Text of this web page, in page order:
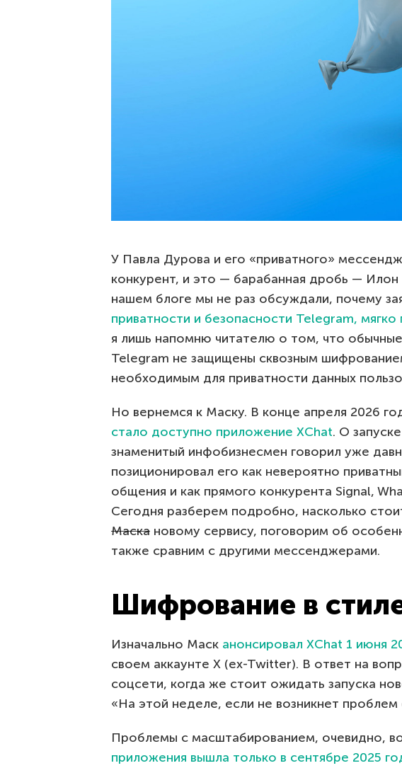
У Павла Дурова и его «приватного»
конкурент, и это — барабанная дробь — Илон
нашем блоге мы не раз обсуждали, почему
приватности и безопасности Telegram, мягко
я лишь напомню читателю о том, что
Telegram не защищены сквозным
необходимым для приватности данных
Но вернемся к Маску. В конце апреля 2026
стало доступно приложение XChat. О
знаменитый инфобизнесмен говорил уже
позиционировал его как невероятно
общения и как прямого конкурента Signal,
Сегодня разберем подробно, насколько
Маска новому сервису, поговорим об
также сравним с другими мессенджерами.
Шифрование в
Изначально Маск анонсировал XChat 1 июня
своем аккаунте X (ex-Twitter). В ответ на
соцсети, когда же стоит ожидать запуска
«На этой неделе, если не возникнет
Проблемы с масштабированием, очевидно,
приложения вышла только в сентябре 2025